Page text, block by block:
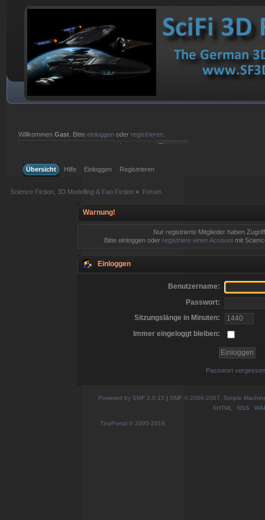
WillkommenGast . Bitteeinloggen oder registrieren
Übersicht
Hilfe Einloggen Registrieren
Science Fiction, 3D Modelling & Fan Fiction » Forum
Warnung!
Nur registrierte Mitglieder haben
Bitte einloggen oder registriere einen Account mit
Einloggen
Benutzername:
Passwort:
Sitzungslänge in Minuten:
Immer eingeloggt bleiben:
Passwort
Powered by SMF 2.0.15 | SMF © 2006-2007, Simple
XHTML
RSS
TinyPortal © 2005-2019